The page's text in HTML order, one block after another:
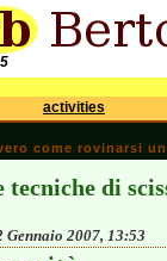
activities
come rovinarsi
tecniche di
Gennaio 2007, 13:53